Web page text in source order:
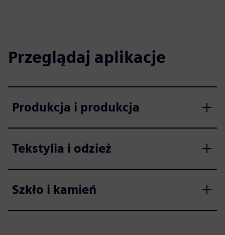
Przeglądaj aplikacje
Produkcja i produkcja
Tekstylia i odzież
Szkło i kamień